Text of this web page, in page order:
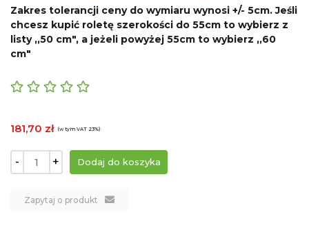
Zakres tolerancji ceny do wymiaru wynosi +/- 5cm. Jeśli
chcesz kupić roletę szerokości do 55cm to wybierz z
listy ,,50 cm", a jeżeli powyżej 55cm to wybierz ,,60
cm"
181,70 zł (w tym VAT 23%)
- +
Zapytaj o produkt